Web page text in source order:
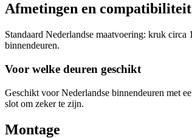
Afmetingen en compatibiliteit
Standaard Nederlandse maatvoering: kruk
binnendeuren.
Voor welke deuren geschikt
Geschikt voor Nederlandse binnendeuren met
slot om zeker te zijn.
Montage